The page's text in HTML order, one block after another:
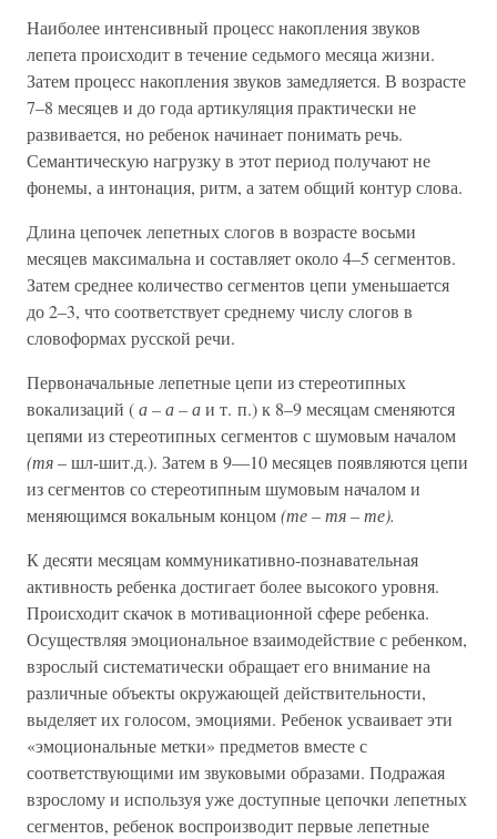
Наиболее интенсивный процесс накопления звуков
лепета происходит в течение седьмого месяца жизни.
Затем процесс накопления звуков замедляется. В возрасте
7–8 месяцев и до года артикуляция практически не
развивается, но ребенок начинает понимать речь.
Семантическую нагрузку в этот период получают не
фонемы, а интонация, ритм, а затем общий контур слова.
Длина цепочек лепетных слогов в возрасте восьми
месяцев максимальна и составляет около 4–5 сегментов.
Затем среднее количество сегментов цепи уменьшается
до 2–3, что соответствует среднему числу слогов в
словоформах русской речи.
Первоначальные лепетные цепи из стереотипных
вокализаций (а – а – аи т. п.) к 8–9 месяцам сменяются
цепями из стереотипных сегментов с шумовым началом
(тя– шл-шит.д.). Затем в 9—10 месяцев появляются цепи
из сегментов со стереотипным шумовым началом и
меняющимся вокальным концом(те – тя – те).
К десяти месяцам коммуникативно-познавательная
активность ребенка достигает более высокого уровня.
Происходит скачок в мотивационной сфере ребенка.
Осуществляя эмоциональное взаимодействие с ребенком,
взрослый систематически обращает его внимание на
различные объекты окружающей действительности,
выделяет их голосом, эмоциями. Ребенок усваивает эти
«эмоциональные метки» предметов вместе с
соответствующими им звуковыми образами. Подражая
взрослому и используя уже доступные цепочки лепетных
сегментов, ребенок воспроизводит первые лепетные